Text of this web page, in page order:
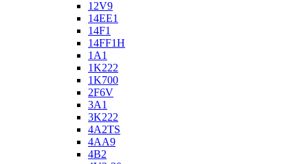
12V9
14EE1
14F1
14FF1H
1A1
1K222
1K700
2F6V
3A1
3K222
4A2TS
4AA9
4B2